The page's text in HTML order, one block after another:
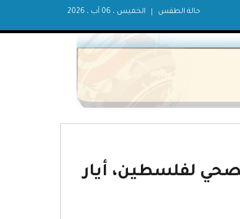
الخميس ، 06 آب ، 2026 حالة الطقس
لفلسطين، أيار